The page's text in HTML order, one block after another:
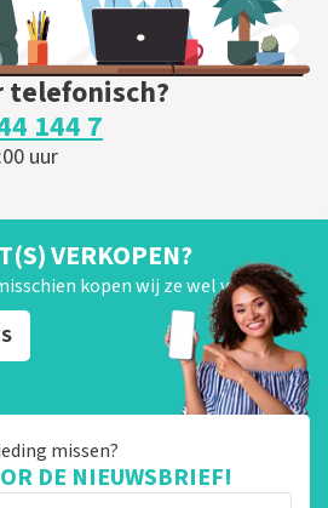
144 7
uur
VERKOPEN?
kopen wij ze wel van je!
missen?
DE NIEUWSBRIEF!